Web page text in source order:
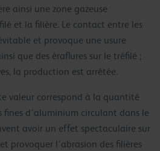
ainsi une zone gazeuse
et la filière. Le contact entre les
et provoque une usure
que des éraflures sur le tréfilé ;
la production est arrêtée.
valeur correspond à la quantité
fines d’aluminium circulant dans le
avoir un effet spectaculaire sur
provoquer l’abrasion des filières